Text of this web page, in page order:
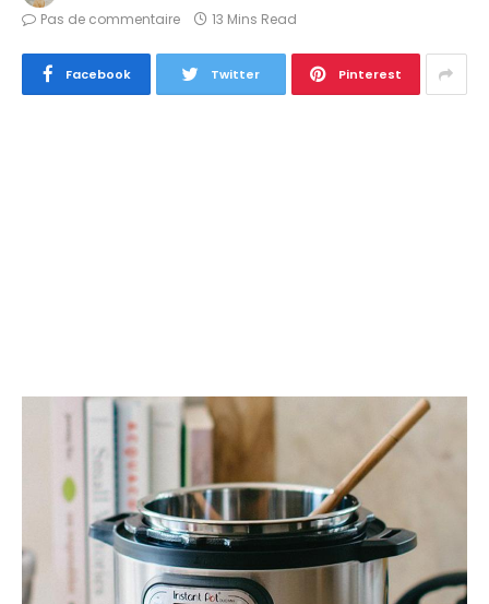
Pas de commentaire
13 Mins Read
Facebook Twitter Pinterest